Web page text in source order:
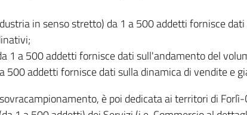
in senso stretto) da 1 a 500 addetti fornisce
1 a 500 addetti fornisce dati sull'andamento del
500 addetti fornisce dati sulla dinamica di vendite e
è poi dedicata ai territori di